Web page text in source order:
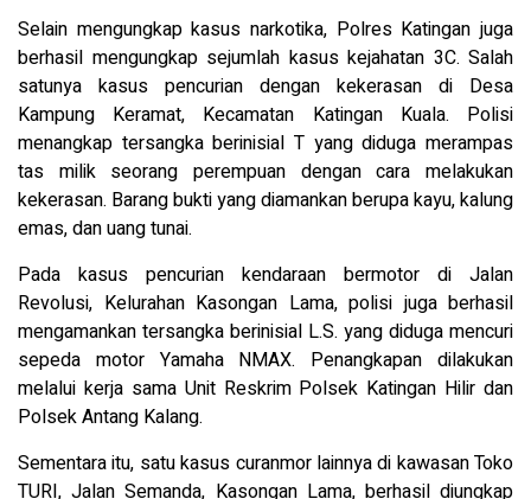
Selain mengungkap kasus narkotika, Polres Katingan juga
berhasil mengungkap sejumlah kasus kejahatan 3C. Salah
satunya kasus pencurian dengan kekerasan di Desa
Kampung Keramat, Kecamatan Katingan Kuala. Polisi
menangkap tersangka berinisial T yang diduga merampas
tas milik seorang perempuan dengan cara melakukan
kekerasan. Barang bukti yang diamankan berupa kayu, kalung
emas, dan uang tunai.
Pada kasus pencurian kendaraan bermotor di Jalan
Revolusi, Kelurahan Kasongan Lama, polisi juga berhasil
mengamankan tersangka berinisial L.S. yang diduga mencuri
sepeda motor Yamaha NMAX. Penangkapan dilakukan
melalui kerja sama Unit Reskrim Polsek Katingan Hilir dan
Polsek Antang Kalang.
Sementara itu, satu kasus curanmor lainnya di kawasan Toko
TURI, Jalan Semanda, Kasongan Lama, berhasil diungkap